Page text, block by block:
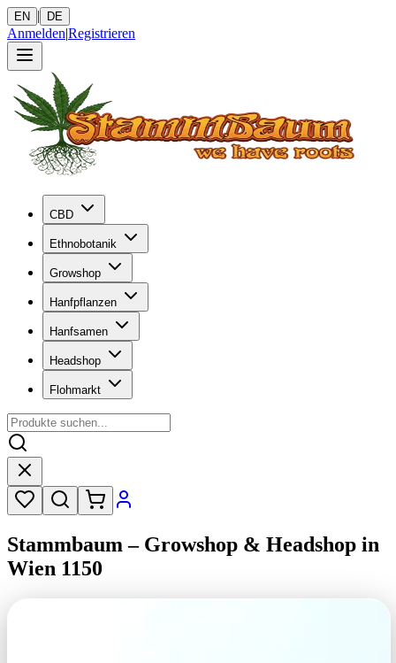
EN | DE
Anmelden|Registrieren
CBD
Ethnobotanik
Growshop
Hanfpflanzen
Hanfsamen
Headshop
Flohmarkt
Stammbaum – Growshop & Headshop in
Wien 1150